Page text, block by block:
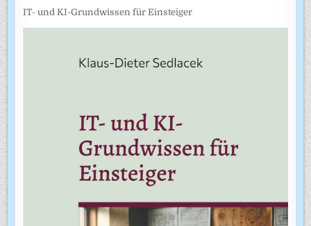
IT- und KI-Grundwissen für Einsteiger